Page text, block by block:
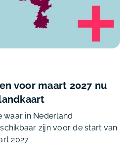
voor maart 2027 nu
waar in Nederland
zijn voor de start van
2027.